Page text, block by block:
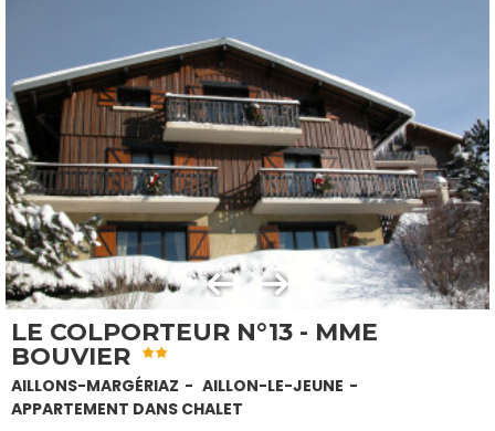
LE COLPORTEUR N°13 - MME
BOUVIER
AILLONS-MARGÉRIAZ
AILLON-LE-JEUNE
APPARTEMENT DANS CHALET